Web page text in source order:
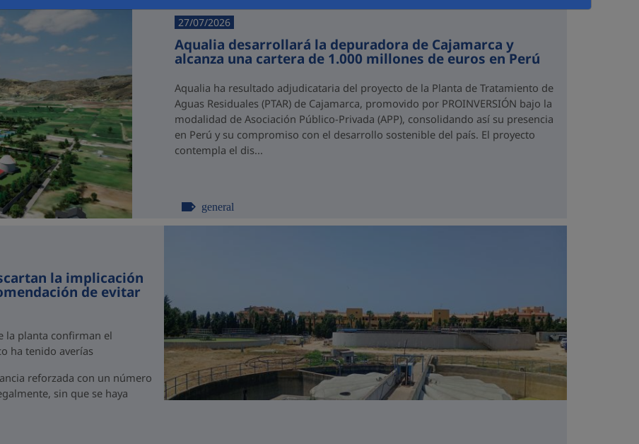
27/07/2026
Aqualia desarrollará la depuradora de Cajamarca y
alcanza una cartera de 1.000 millones de euros en Perú
Aqualia ha resultado adjudicataria del proyecto de la Planta de Tratamiento de
Aguas Residuales (PTAR) de Cajamarca, promovido por PROINVERSIÓN bajo la
modalidad de Asociación Público-Privada (APP), consolidando así su presencia
en Perú y su compromiso con el desarrollo sostenible del país. El proyecto
contempla el dis...
general
la implicación
de evitar
la planta confirman el
ha tenido averías
reforzada con un número
sin que se haya